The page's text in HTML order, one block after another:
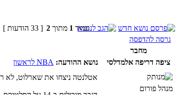
עמוד 1 מתוך 2 [ 33 הודעות ]
גרסה להדפסה
מחבר
ציפה דריפה אלמדלסי
נושא ההודעה: NBA לראשון
מנהל פורום
אטלנטה ניצחו את שארלוט, לא